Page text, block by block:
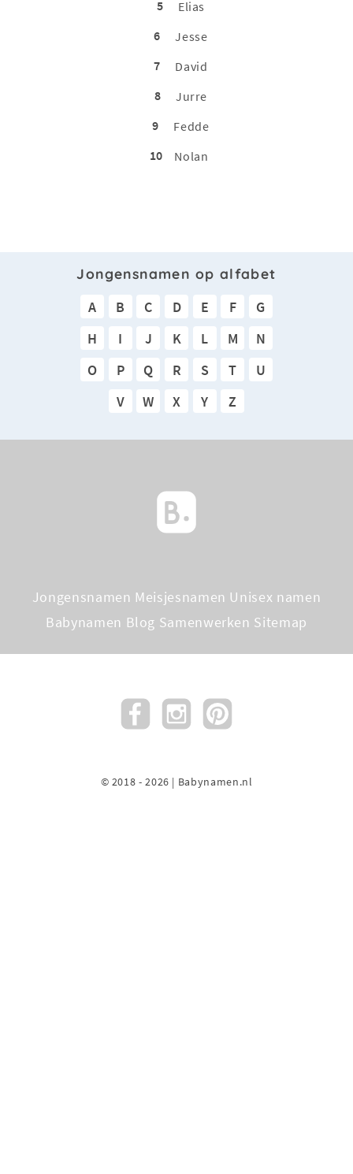
5
Elias
6
Jesse
7
David
8
Jurre
9
Fedde
10
Nolan
Jongensnamen op alfabet
A B C D E F
G
H
I J K L M
N
O
P Q R S T
U
V
W X Y Z
Jongensnamen Meisjesnamen Unisex namen
Babynamen Blog Samenwerken Sitemap
© 2018 - 2026 | Babynamen.nl